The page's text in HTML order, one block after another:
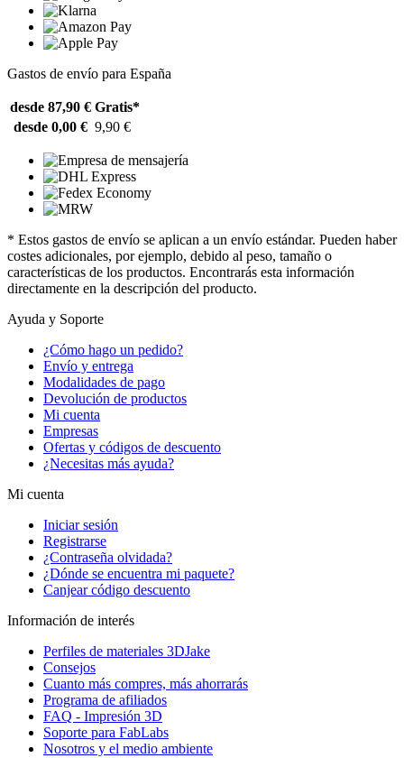
Gastos de envío para España
desde 87,90 € Gratis*
desde 0,00 € 9,90 €
* Estos gastos de envío se aplican a un envío estándar. Pueden haber
costes adicionales, por ejemplo, debido al peso, tamaño o
características de los productos. Encontrarás esta información
directamente en la descripción del producto.
Ayuda y Soporte
¿Cómo hago un pedido?
Envío y entrega
Modalidades de pago
Devolución de productos
Mi cuenta
Empresas
Ofertas y códigos de descuento
¿Necesitas más ayuda?
Mi cuenta
Iniciar sesión
Registrarse
¿Contraseña olvidada?
¿Dónde se encuentra mi paquete?
Canjear código descuento
Información de interés
Perfiles de materiales 3DJake
Consejos
Cuanto más compres, más ahorrarás
Programa de afiliados
FAQ - Impresión 3D
Soporte para FabLabs
Nosotros y el medio ambiente